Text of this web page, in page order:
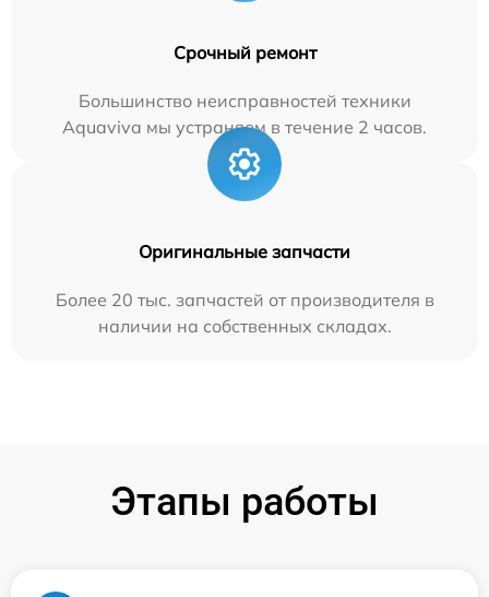
Срочный ремонт
Большинство неисправностей техники
Aquaviva мы устраняем в течение 2 часов.
Оригинальные запчасти
Более 20 тыс. запчастей от производителя в
наличии на собственных складах.
Этапы работы